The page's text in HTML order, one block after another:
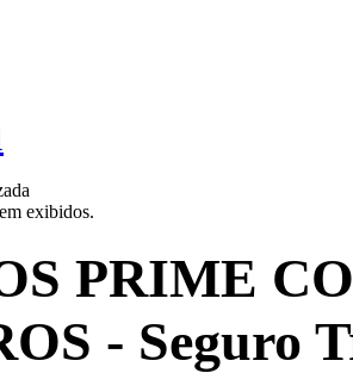
exibidos.
PRIME
- Seguro